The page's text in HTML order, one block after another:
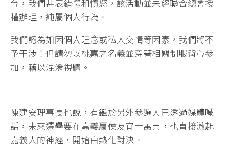
台，我們甚表錯愕和憤怒，該活動並未經聯合總會授
權辦理，純屬個人行為。
我們認為如因個人理念或私人交情等因素，我們將不
予干涉！但請勿以桃嘉之名義並穿著相關制服背心參
加，藉以混淆視聽。」
陳建安理事長也說，有鑑於另外參選人已透過媒體喊
話，未來選舉要在嘉義贏侯友宜十萬票，也直接激起
嘉義人的神經，開始白熱化對決。